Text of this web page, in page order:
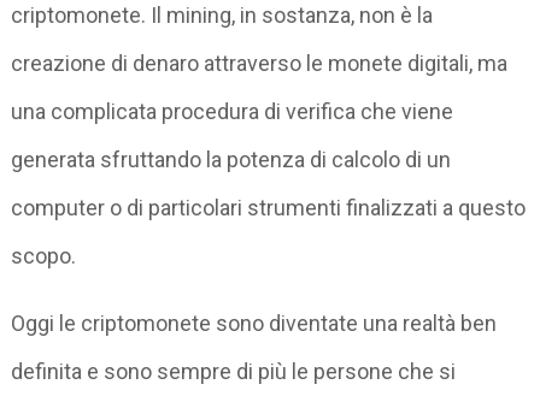
criptomonete. Il mining, in sostanza, non è la
creazione di denaro attraverso le monete digitali, ma
una complicata procedura di verifica che viene
generata sfruttando la potenza di calcolo di un
computer o di particolari strumenti finalizzati a questo
scopo.
Oggi le criptomonete sono diventate una realtà ben
definita e sono sempre di più le persone che si